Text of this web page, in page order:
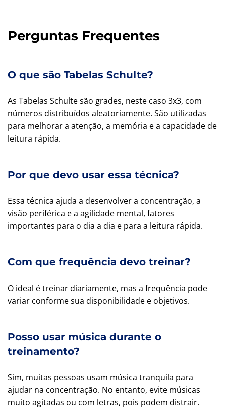
Perguntas Frequentes
O que são Tabelas Schulte?
As Tabelas Schulte são grades, neste caso 3x3, com
números distribuídos aleatoriamente. São utilizadas
para melhorar a atenção, a memória e a capacidade de
leitura rápida.
Por que devo usar essa técnica?
Essa técnica ajuda a desenvolver a concentração, a
visão periférica e a agilidade mental, fatores
importantes para o dia a dia e para a leitura rápida.
Com que frequência devo treinar?
O ideal é treinar diariamente, mas a frequência pode
variar conforme sua disponibilidade e objetivos.
Posso usar música durante o
treinamento?
Sim, muitas pessoas usam música tranquila para
ajudar na concentração. No entanto, evite músicas
muito agitadas ou com letras, pois podem distrair.